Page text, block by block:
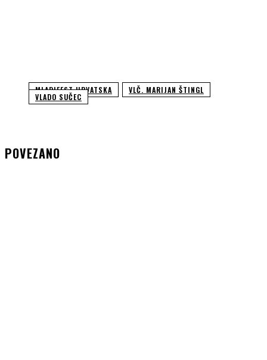
MLADIFEST HRVATSKA VLČ. MARIJAN ŠTINGL
VLADO SUČEC
POVEZANO